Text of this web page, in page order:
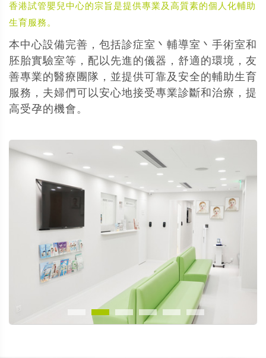
香港試管嬰兒中心的宗旨是提供專業及高質素的個人化輔助
生育服務。
本中心設備完善，包括診症室丶輔導室丶手術室和
胚胎實驗室等，配以先進的儀器，舒適的環境，友
善專業的醫療團隊，並提供可靠及安全的輔助生育
服務，夫婦們可以安心地接受專業診斷和治療，提
高受孕的機會。